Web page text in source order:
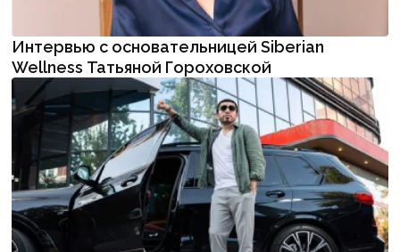
Интервью с основательницей Siberian
Wellness Татьяной Гороховской